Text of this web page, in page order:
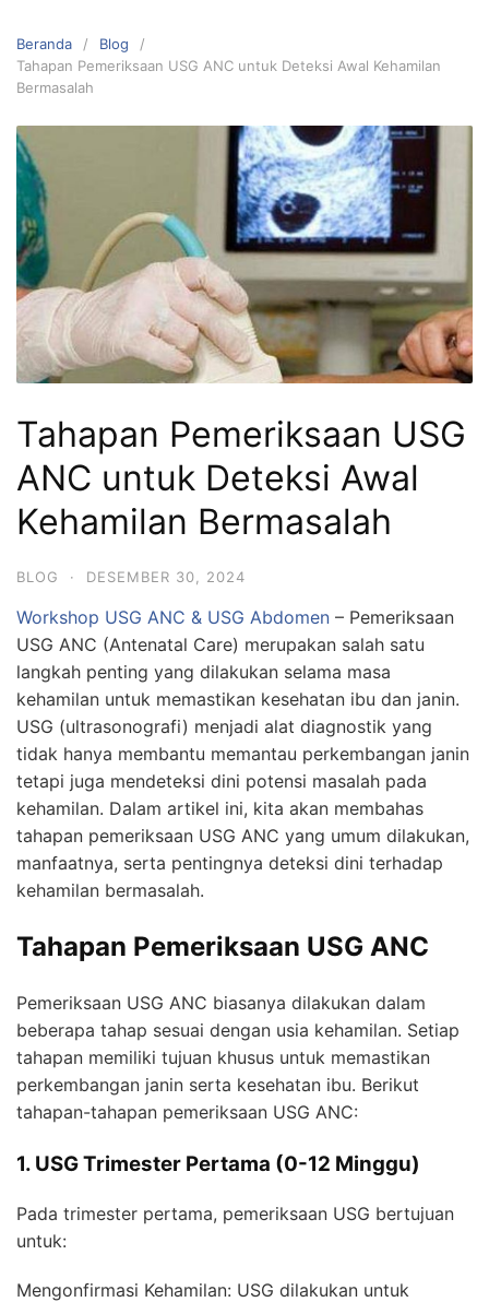
Beranda
Blog
Tahapan Pemeriksaan USG ANC untuk Deteksi Awal Kehamilan
Bermasalah
Tahapan Pemeriksaan USG
ANC untuk Deteksi Awal
Kehamilan Bermasalah
BLOG · DESEMBER 30, 2024
Workshop USG ANC & USG Abdomen – Pemeriksaan
USG ANC (Antenatal Care) merupakan salah satu
langkah penting yang dilakukan selama masa
kehamilan untuk memastikan kesehatan ibu dan janin.
USG (ultrasonografi) menjadi alat diagnostik yang
tidak hanya membantu memantau perkembangan janin
tetapi juga mendeteksi dini potensi masalah pada
kehamilan. Dalam artikel ini, kita akan membahas
tahapan pemeriksaan USG ANC yang umum dilakukan,
manfaatnya, serta pentingnya deteksi dini terhadap
kehamilan bermasalah.
Tahapan Pemeriksaan USG ANC
Pemeriksaan USG ANC biasanya dilakukan dalam
beberapa tahap sesuai dengan usia kehamilan. Setiap
tahapan memiliki tujuan khusus untuk memastikan
perkembangan janin serta kesehatan ibu. Berikut
tahapan-tahapan pemeriksaan USG ANC:
1. USG Trimester Pertama (0-12 Minggu)
Pada trimester pertama, pemeriksaan USG bertujuan
untuk:
Mengonfirmasi Kehamilan: USG dilakukan untuk